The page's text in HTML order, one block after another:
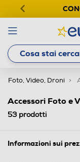
Foto, Video, Droni
Accessori Foto e
53prodotti
Informazioni sui